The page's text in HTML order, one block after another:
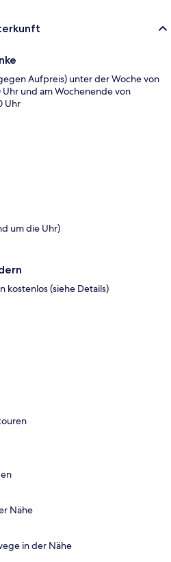
Aufpreis) unter der Woche von
Uhr und am Wochenende von
Uhr
um die Uhr)
kostenlos (siehe Details)
Nähe
in der Nähe